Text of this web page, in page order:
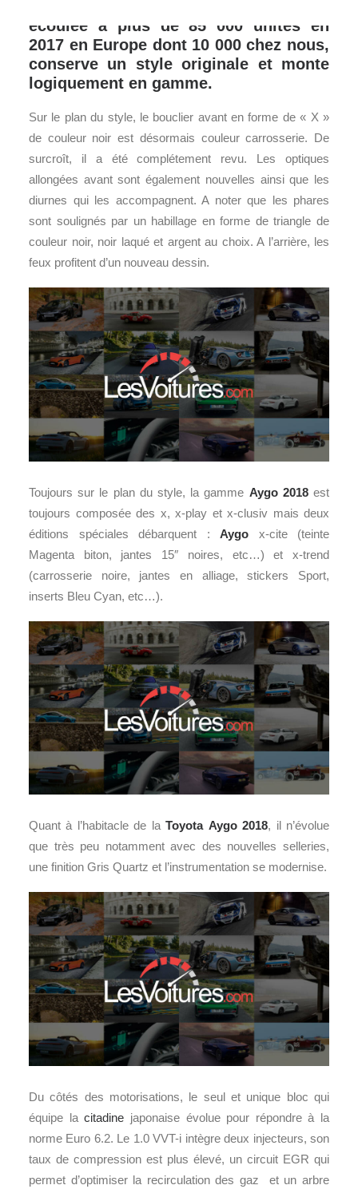
écoulée à plus de 85 000 unités en
2017 en Europe dont 10 000 chez nous,
conserve un style originale et monte
logiquement en gamme.
Sur le plan du style, le bouclier avant en forme de « X »
de couleur noir est désormais couleur carrosserie. De
surcroît, il a été complétement revu. Les optiques
allongées avant sont également nouvelles ainsi que les
diurnes qui les accompagnent. A noter que les phares
sont soulignés par un habillage en forme de triangle de
couleur noir, noir laqué et argent au choix. A l’arrière, les
feux profitent d’un nouveau dessin.
Toujours sur le plan du style, la gamme Aygo 2018est
toujours composée des x, x-play et x-clusiv mais deux
éditions spéciales débarquent : Aygo x-cite (teinte
Magenta biton, jantes 15″ noires, etc…) et x-trend
(carrosserie noire, jantes en alliage, stickers Sport,
inserts Bleu Cyan, etc…).
Quant à l’habitacle de laToyota Aygo 2018, il n’évolue
que très peu notamment avec des nouvelles selleries,
une finition Gris Quartz et l’instrumentation se modernise.
Du côtés des motorisations, le seul et unique bloc qui
équipe lacitadine japonaise évolue pour répondre à la
norme Euro 6.2. Le 1.0 VVT-i intègre deux injecteurs, son
taux de compression est plus élevé, un circuit EGR qui
permet d’optimiser la recirculation des gaz et un arbre